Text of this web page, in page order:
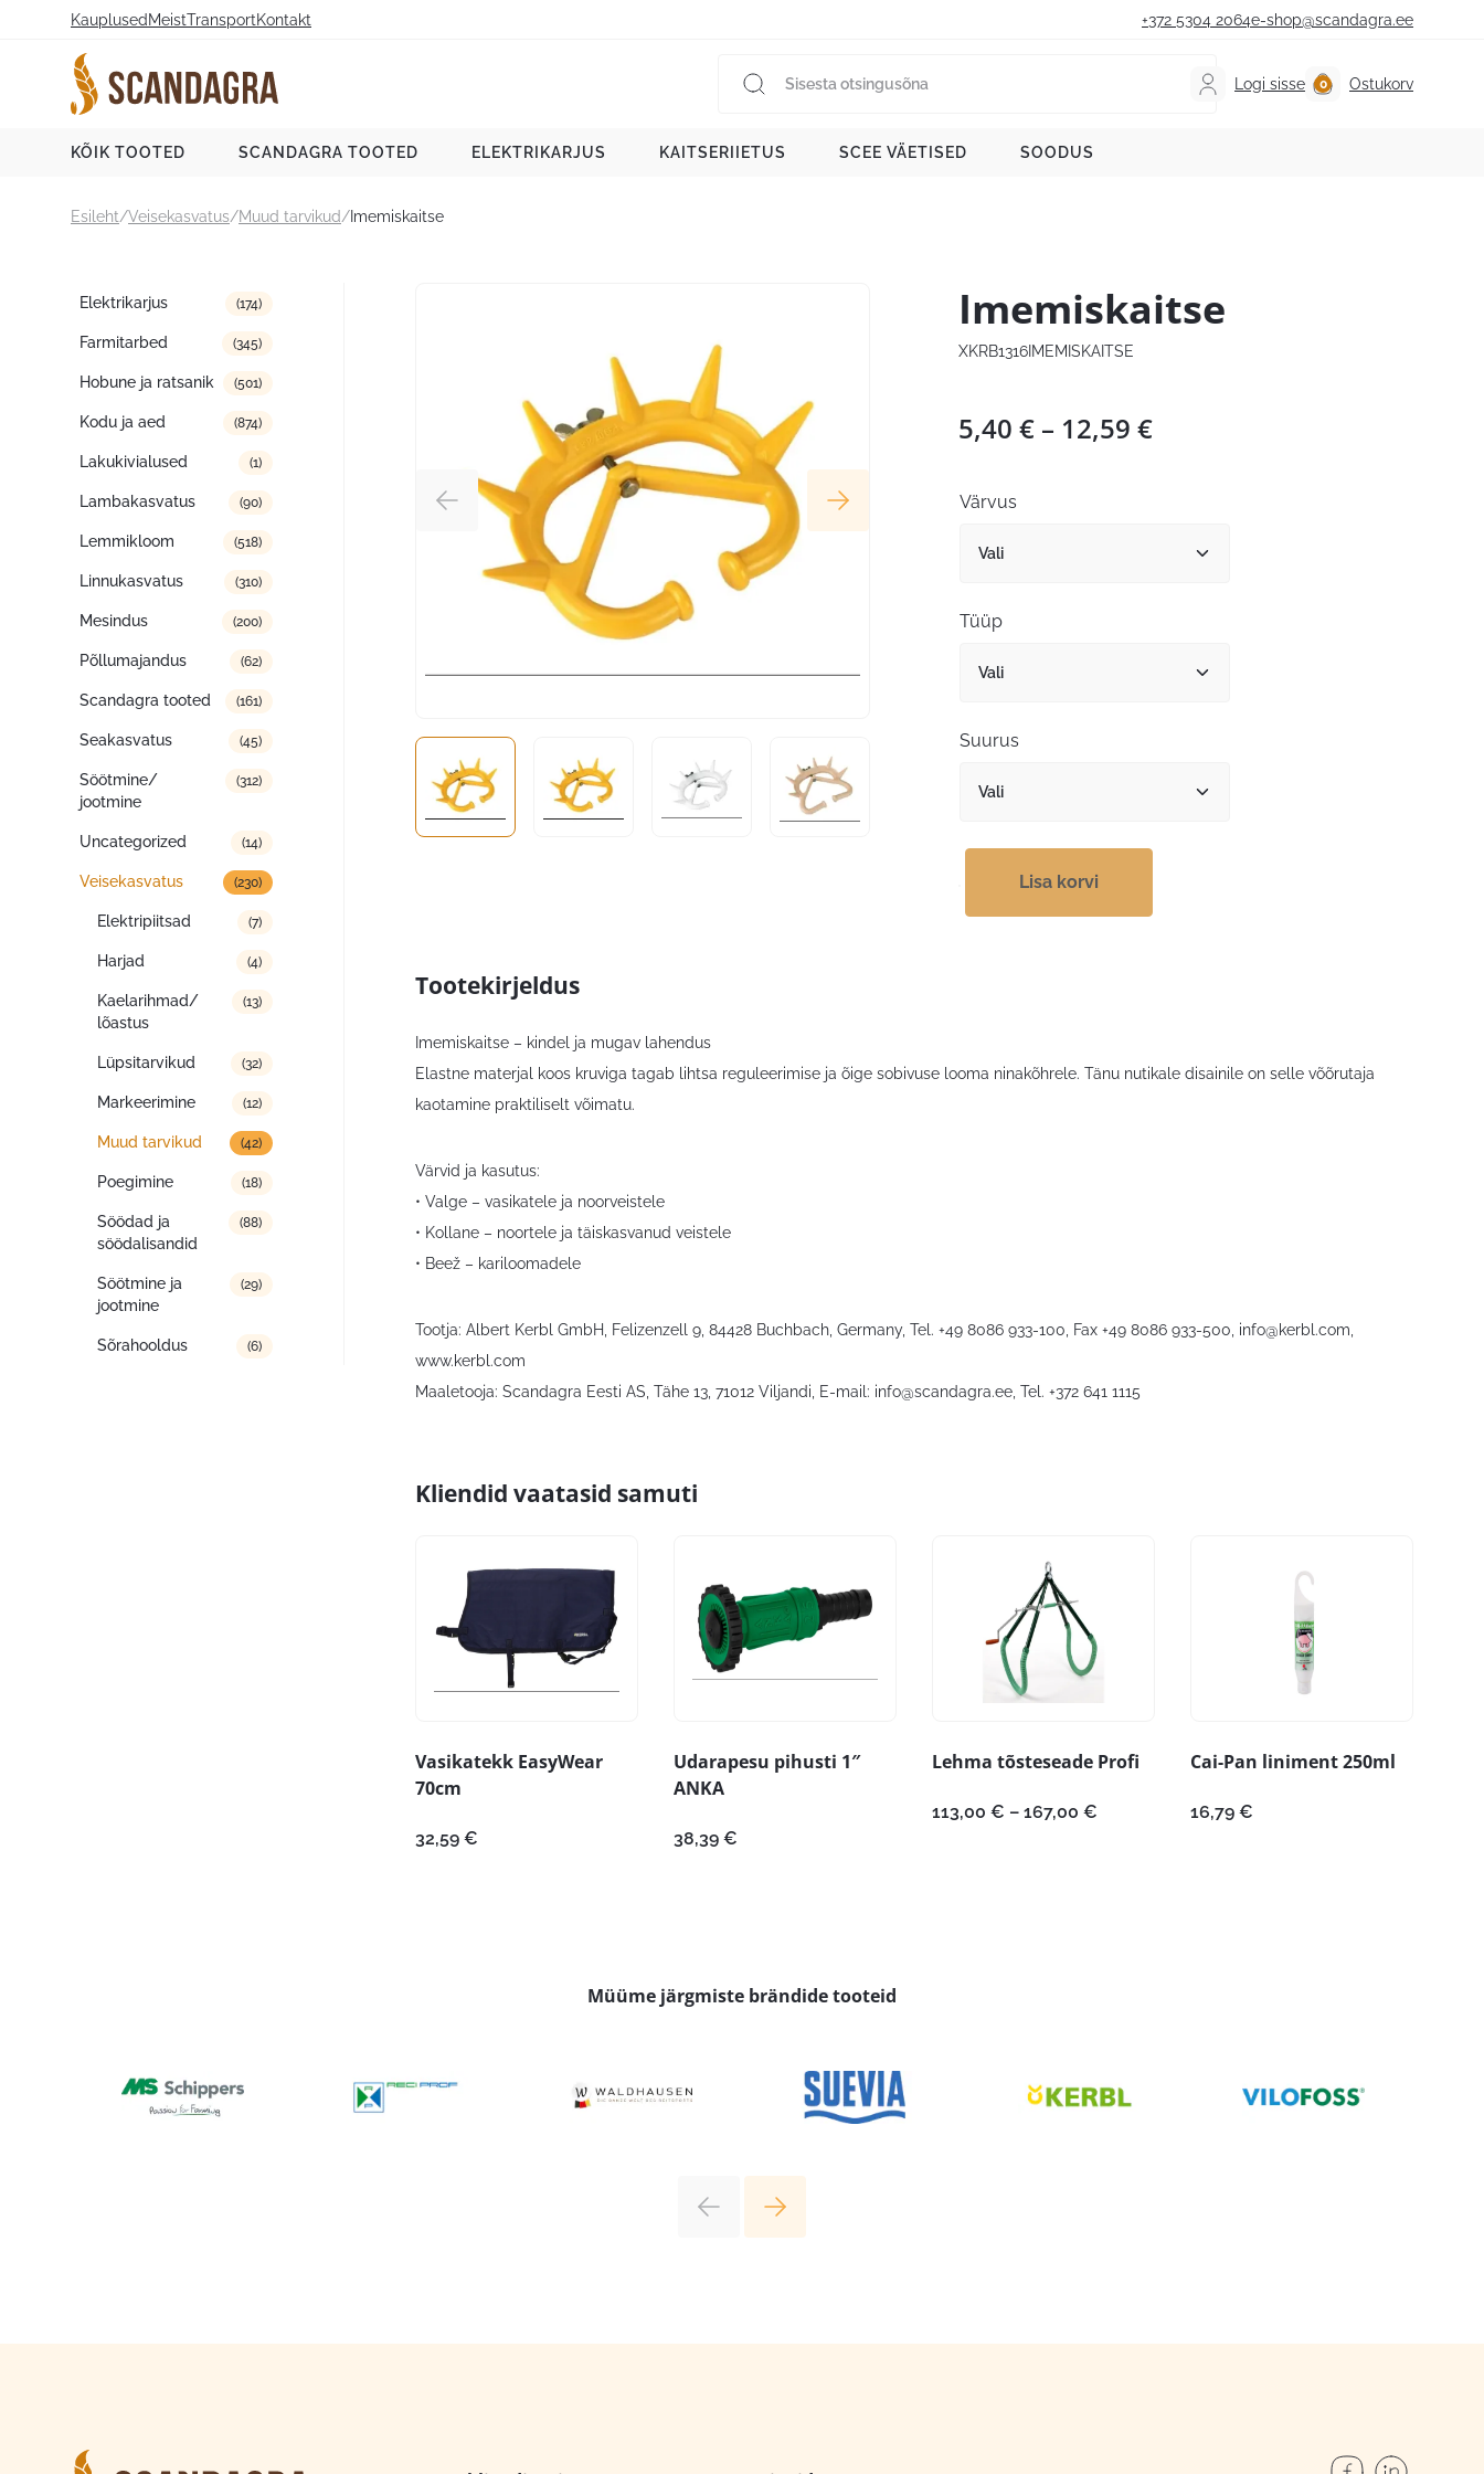
Kauplused MeistTransportKontakt +372 5304 2064e-shop@scandagra.ee
Logi sisse Ostukorv
KÕIK TOOTED SCANDAGRA TOOTED ELEKTRIKARJUS KAITSERIIETUS SCEE VÄETISED SOODUS
Esileht/Veisekasvatus/Muud tarvikud/ Imemiskaitse
Tootekategooriad
Elektrikarjus (174)
Farmitarbed (345)
Hobune ja ratsanik (501)
Kodu ja aed (874)
Lakukivialused (1)
Lambakasvatus (90)
Lemmikloom (518)
Linnukasvatus (310)
Mesindus (200)
Põllumajandus (62)
Scandagra tooted (161)
Seakasvatus (45)
Söötmine/
jootmine
(312)
Uncategorized (14)
Veisekasvatus (230)
Elektripiitsad (7)
Harjad (4)
Kaelarihmad/
lõastus
(13)
Lüpsitarvikud (32)
Markeerimine (12)
Muud tarvikud (42)
Poegimine (18)
Söödad ja
söödalisandid
(88)
Söötmine ja
jootmine
(29)
Sõrahooldus (6)
Imemiskaitse
XKRB1316IMEMISKAITSE
5,40 € – 12,59 €Hinnavahemik:
Värvus
Tüüp
Suurus
Lisa korvi
Tootekirjeldus
Imemiskaitse – kindel ja mugav lahendus
Elastne materjal koos kruviga tagab lihtsa reguleerimise ja õige sobivuse looma ninakõhrele. Tänu nutikale disainile on selle võõrutaja
kaotamine praktiliselt võimatu.
Värvid ja kasutus:
• Valge – vasikatele ja noorveistele
• Kollane – noortele ja täiskasvanud veistele
• Beež – kariloomadele
Tootja: Albert Kerbl GmbH, Felizenzell 9, 84428 Buchbach, Germany, Tel. +49 8086 933-100, Fax +49 8086 933-500, info@kerbl.com
www.kerbl.com
Maaletooja: Scandagra Eesti AS, Tähe 13, 71012 Viljandi, E-mail: info@scandagra.ee , Tel. +372 641 1115
Kliendid vaatasid samuti
Vasikatekk EasyWear
70cm
32,59 €
Udarapesu pihusti 1″
ANKA
38,39 €
Lehma tõsteseade Profi
113,00 € – 167,00 € Hinnavahemik:
Cai-Pan liniment 250ml
16,79 €
Müüme järgmiste brändide tooteid